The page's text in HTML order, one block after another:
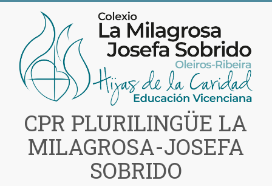
contenido
CPR PLURILINGÜE LA
MILAGROSA-JOSEFA
SOBRIDO